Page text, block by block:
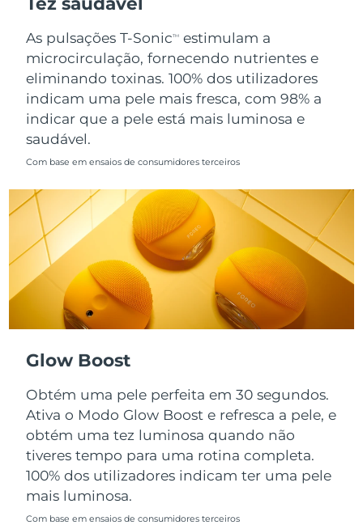
As pulsações T-SonicTM
estimulam a
microcirculação, fornecendo nutrientes e
eliminando toxinas. 100% dos utilizadores
indicam uma pele mais fresca, com 98% a
indicar que a pele está mais luminosa e
saudável.
Com base em ensaios de consumidores terceiros
Glow Boost
Obtém uma pele perfeita em 30 segundos.
Ativa o Modo Glow Boost e refresca a pele, e
obtém uma tez luminosa quando não
tiveres tempo para uma rotina completa.
100% dos utilizadores indicam ter uma pele
mais luminosa.
Com base em ensaios de consumidores terceiros
Singapura Entrega prevista
Eslováquia
Eslovênia Entrega prevista8/9/26
África do Sul
Espanha Entrega prevista 8/9/26
Suécia Entrega prevista 8/9/26
Suíça Entrega prevista8/9/26
Taiwan
Tailândia
Turquia Entrega prevista8/10/26
Emirados Árabes
Unidos
Entrega prevista8/10/26
Reino Unido